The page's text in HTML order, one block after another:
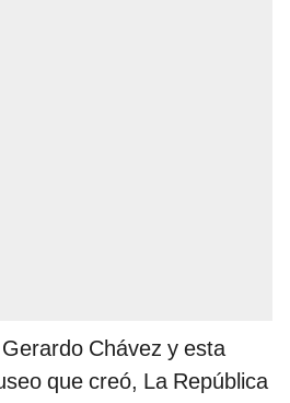
Chávez y esta
que creó, La República